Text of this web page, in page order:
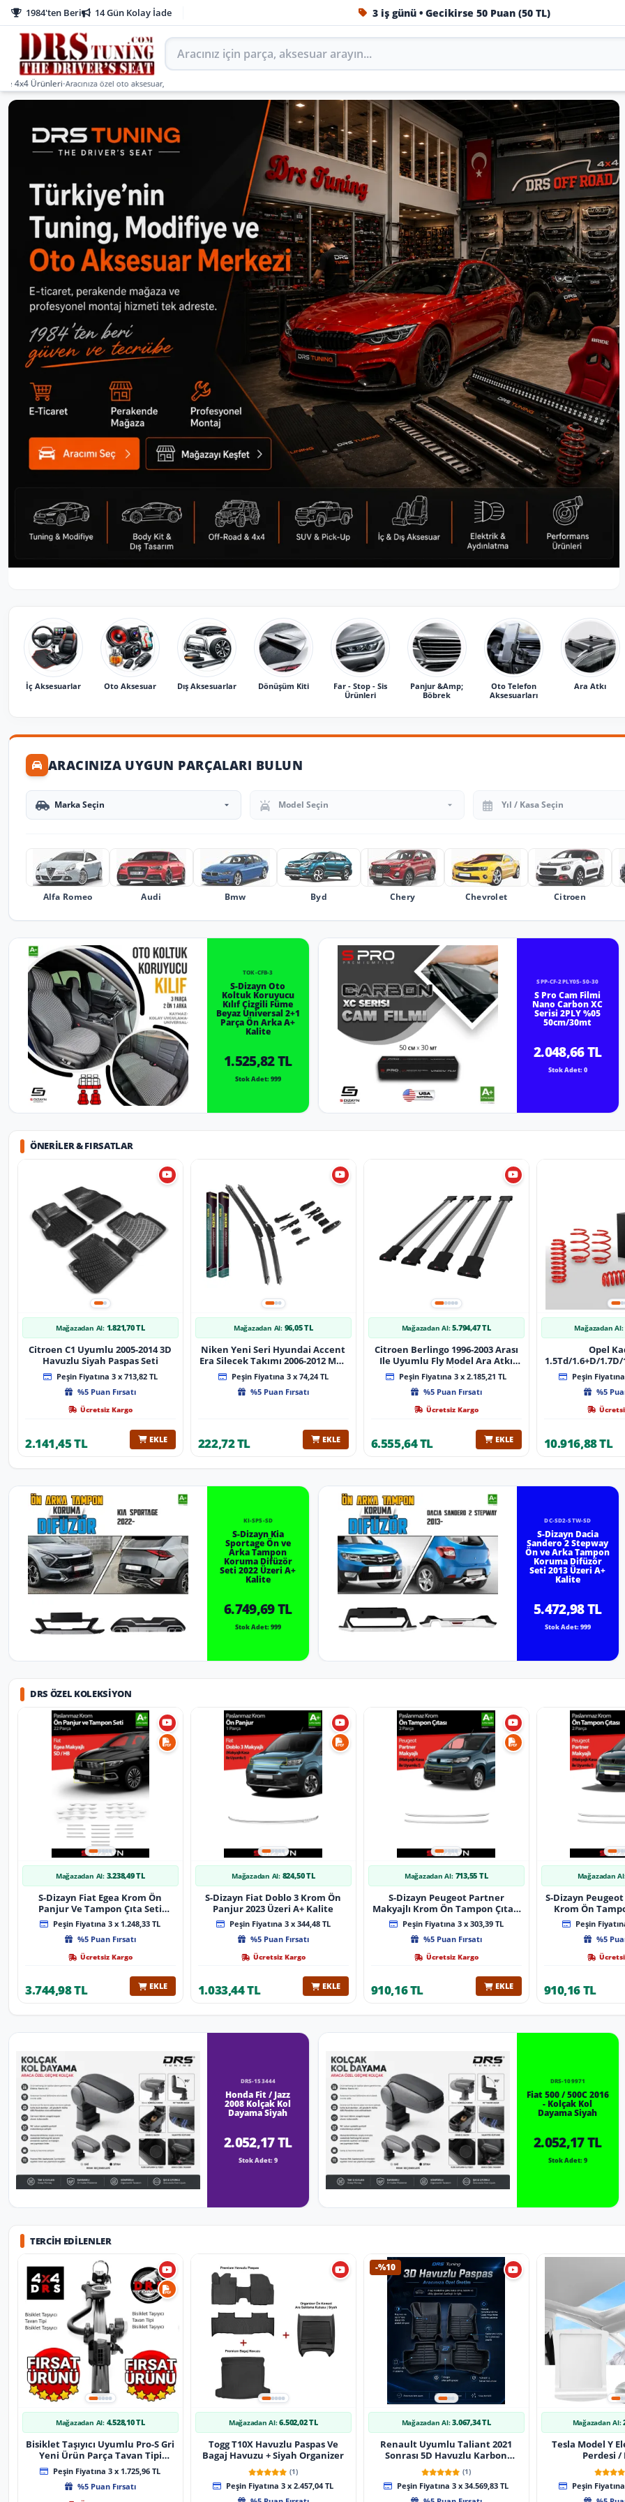
1984'ten Beri 14 Gün Kolay İade
3 iş günü • Gecikirse 50 Puan (50 TL)
1984'ten beri Türkiye’nin en büyük oto aksesuar ve tuning
Aracınız için parça arayın
•Aracınıza özel oto aksesuar, body kit, tuning, SUV, pickup ve off-road ürünlerini DRS Tuning’de marka, model ve yıla göre keşfedin.
İç Aksesuarlar Oto Aksesuar Dış Aksesuarlar Dönüşüm Kiti
Far - Stop - Sis
Ürünleri
Panjur &Amp;
Böbrek
Oto Telefon
Aksesuarları
Ara Atkı
ARACINIZA UYGUN PARÇALARI BULUN
Marka Seçin Model Seçin Yıl Seçin
Alfa Romeo Audi Bmw Byd Chery Chevrolet Citroen
TOK-CFB-3
S-Dizayn Oto
Koltuk Koruyucu
Kılıf Çizgili Füme
Beyaz Universal 2+1
Parça Ön Arka A+
Kalite
1.525,82 TL
Stok Adet: 999
SPP-CF-2PLY05-50-30
S Pro Cam Filmi
Nano Carbon XC
Serisi 2PLY %05
50cm/30mt
2.048,66 TL
Stok Adet: 0
ÖNERILER & FIRSATLAR
Mağazadan Al: 1.821,70 TL
Citroen C1 Uyumlu 2005-2014 3D
Havuzlu Siyah Paspas Seti
Peşin Fiyatına 3 x 713,82 TL
%5 Puan Fırsatı
Ücretsiz Kargo
2.141,45 TL EKLE
Mağazadan Al: 96,05 TL
Niken Yeni Seri Hyundai Accent
Era Silecek Takımı 2006-2012 Muz
Tip Silecek Aparatlı
Peşin Fiyatına 3 x 74,24 TL
%5 Puan Fırsatı
222,72 TL EKLE
Mağazadan Al: 5.794,47 TL
Citroen Berlingo 1996-2003 Arası
Ile Uyumlu Fly Model Ara Atkı
Tavan Barı Gri̇ 4 Adet Bar
Peşin Fiyatına 3 x 2.185,21 TL
%5 Puan Fırsatı
Ücretsiz Kargo
6.555,64 TL EKLE
Mağazadan Al:
Opel
1.5Td/1.6+D/1.7D/
08/1991
Peşin
%5
10.916,88 TL
KI-SP5-SD
S-Dizayn Kia
Sportage Ön ve
Arka Tampon
Koruma Difüzör
Seti 2022 Üzeri A+
Kalite
6.749,69 TL
Stok Adet: 999
DC-SD2-STW-SD
S-Dizayn Dacia
Sandero 2 Stepway
Ön ve Arka Tampon
Koruma Difüzör
Seti 2013 Üzeri A+
Kalite
5.472,98 TL
Stok Adet: 999
DRS ÖZEL KOLEKSIYON
Mağazadan Al: 3.238,49 TL
S-Dizayn Fiat Egea Krom Ön
Panjur Ve Tampon Çıta Seti
Diamond Model 22 Prç. 2020
Üzeri (Parlak Krom)
Peşin Fiyatına 3 x 1.248,33 TL
%5 Puan Fırsatı
Ücretsiz Kargo
3.744,98 TL EKLE
Mağazadan Al: 824,50 TL
S-Dizayn Fiat Doblo 3 Krom Ön
Panjur 2023 Üzeri A+ Kalite
Peşin Fiyatına 3 x 344,48 TL
%5 Puan Fırsatı
Ücretsiz Kargo
1.033,44 TL EKLE
Mağazadan Al: 713,55 TL
S-Dizayn Peugeot Partner
Makyajlı Krom Ön Tampon Çıtası
2 Prç 2023 Üzeri A+ Kalite
Peşin Fiyatına 3 x 303,39 TL
%5 Puan Fırsatı
Ücretsiz Kargo
910,16 TL EKLE
Mağazadan
S-Dizayn
Krom Ön
2024 Üzeri
Peşin
%5
910,16 TL
DRS-153444
Honda Fit / Jazz
2008 Kolçak Kol
Dayama Siyah
2.052,17 TL
Stok Adet: 9
DRS-109971
Fiat 500 / 500C 2016
- Kolçak Kol
Dayama Siyah
2.052,17 TL
Stok Adet: 9
TERCIH EDILENLER
Mağazadan Al: 4.528,10 TL
Bisiklet Taşıyıcı Uyumlu Pro-S Gri
Yeni Ürün Parça Tavan Tipi
Bisiklet Taşıyıcı
Peşin Fiyatına 3 x 1.725,96 TL
%5 Puan Fırsatı
Mağazadan Al: 6.502,02 TL
Togg T10X Havuzlu Paspas Ve
Bagaj Havuzu + Siyah Organizer
(1)
Peşin Fiyatına 3 x 2.457,04 TL
-%10
Mağazadan Al: 3.067,34 TL
Renault Uyumlu Taliant 2021
Sonrası 5D Havuzlu Karbon
Dizayn Paspas Seti
(1)
Peşin Fiyatına 3 x 34.569,83 TL
Mağazadan Al:
Tesla Model Y
Perdesi /
Peşin